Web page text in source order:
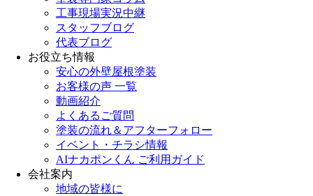
工事現場実況中継
スタッフブログ
代表ブログ
お役立ち情報
安心の外壁屋根塗装
お客様の声 一覧
動画紹介
よくあるご質問
塗装の流れ＆アフターフォロー
イベント・チラシ情報
AIナカポンくん ご利用ガイド
会社案内
地域の皆様に